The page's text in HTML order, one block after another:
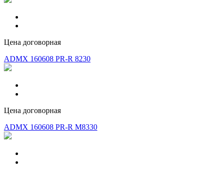
Цена договорная
ADMX 160608 PR-R 8230
Цена договорная
ADMX 160608 PR-R M8330